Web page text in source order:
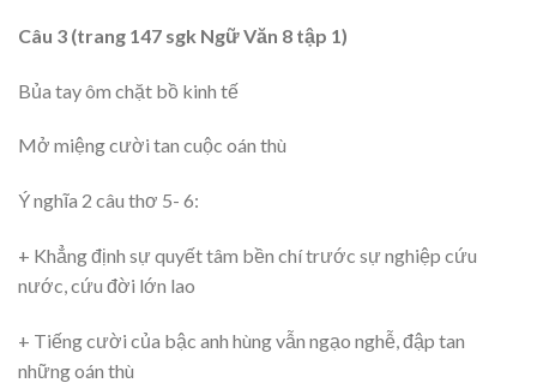
Câu 3 (trang 147 sgk Ngữ Văn 8 tập 1)
Bủa tay ôm chặt bồ kinh tế
Mở miệng cười tan cuộc oán thù
Ý nghĩa 2 câu thơ 5- 6:
+ Khẳng định sự quyết tâm bền chí trước sự nghiệp cứu
nước, cứu đời lớn lao
+ Tiếng cười của bậc anh hùng vẫn ngạo nghễ, đập tan
những oán thù